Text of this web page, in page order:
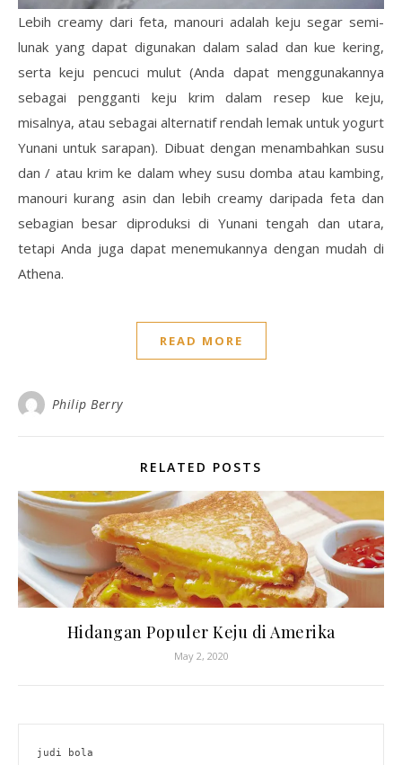
Lebih creamy dari feta, manouri adalah keju segar semi-
lunak yang dapat digunakan dalam salad dan kue kering,
serta keju pencuci mulut (Anda dapat menggunakannya
sebagai pengganti keju krim dalam resep kue keju,
misalnya, atau sebagai alternatif rendah lemak untuk yogurt
Yunani untuk sarapan). Dibuat dengan menambahkan susu
dan / atau krim ke dalam whey susu domba atau kambing,
manouri kurang asin dan lebih creamy daripada feta dan
sebagian besar diproduksi di Yunani tengah dan utara,
tetapi Anda juga dapat menemukannya dengan mudah di
Athena.
READ MORE
Philip Berry
RELATED POSTS
Hidangan Populer Keju di Amerika
May 2, 2020
judi bola